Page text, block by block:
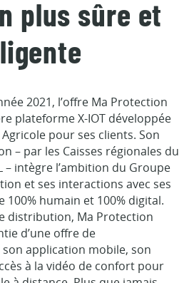
plus sûre et
2021, l’offre Ma Protection
plateforme X-IOT développée
pour ses clients. Son
– par les Caisses régionales du
– intègre l’ambition du Groupe
et ses interactions avec ses
100% humain et 100% digital.
distribution, Ma Protection
d’une offre de
application mobile, son
à la vidéo de confort pour